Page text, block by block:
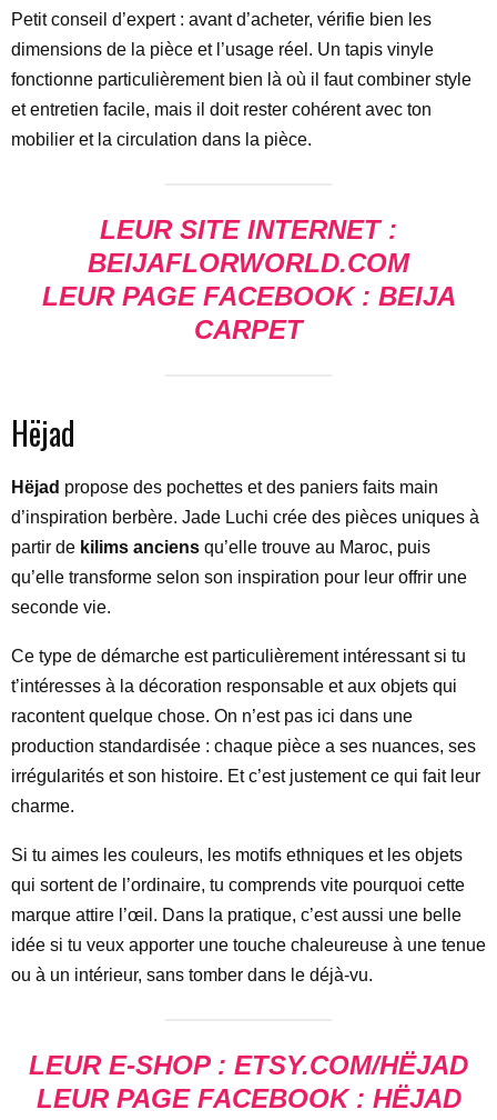
Petit conseil d’expert : avant d’acheter, vérifie bien les
dimensions de la pièce et l’usage réel. Un tapis vinyle
fonctionne particulièrement bien là où il faut combiner style
et entretien facile, mais il doit rester cohérent avec ton
mobilier et la circulation dans la pièce.
LEUR SITE INTERNET :
BEIJAFLORWORLD.COM
LEUR PAGE FACEBOOK : BEIJA
CARPET
Hëjad
Hëjad propose des pochettes et des paniers faits main
d’inspiration berbère. Jade Luchi crée des pièces uniques à
partir de kilims anciens qu’elle trouve au Maroc, puis
qu’elle transforme selon son inspiration pour leur offrir une
seconde vie.
Ce type de démarche est particulièrement intéressant si tu
t’intéresses à la décoration responsable et aux objets qui
racontent quelque chose. On n’est pas ici dans une
production standardisée : chaque pièce a ses nuances, ses
irrégularités et son histoire. Et c’est justement ce qui fait leur
charme.
Si tu aimes les couleurs, les motifs ethniques et les objets
qui sortent de l’ordinaire, tu comprends vite pourquoi cette
marque attire l’œil. Dans la pratique, c’est aussi une belle
idée si tu veux apporter une touche chaleureuse à une tenue
ou à un intérieur, sans tomber dans le déjà-vu.
LEUR E-SHOP : ETSY.COM/HËJAD
LEUR PAGE FACEBOOK : HËJAD